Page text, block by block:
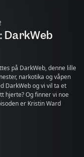
DarkWeb
på DarkWeb, denne lille
narkotika og våpen
DarkWeb og vi vil ta et
hjerte? Og finner vi noe